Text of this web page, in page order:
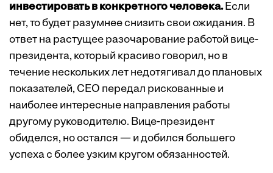
инвестировать в конкретного человека.Если
нет, то будет разумнее снизить свои ожидания. В
ответ на растущее разочарование работой вице-
президента, который красиво говорил, но в
течение нескольких лет недотягивал до плановых
показателей, CEO передал рискованные и
наиболее интересные направления работы
другому руководителю. Вице-президент
обиделся, но остался — и добился большего
успеха с более узким кругом обязанностей.